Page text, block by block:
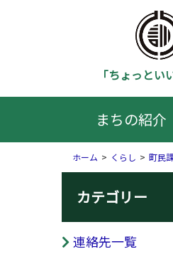
「ちょっと
まちの紹介
ホーム くらし 町民
カテゴリー
連絡先一覧